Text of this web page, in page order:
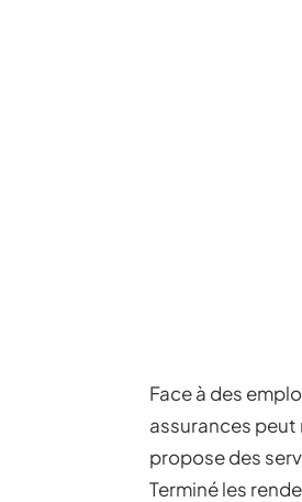
Face à des
assurances peut
propose des
Terminé les